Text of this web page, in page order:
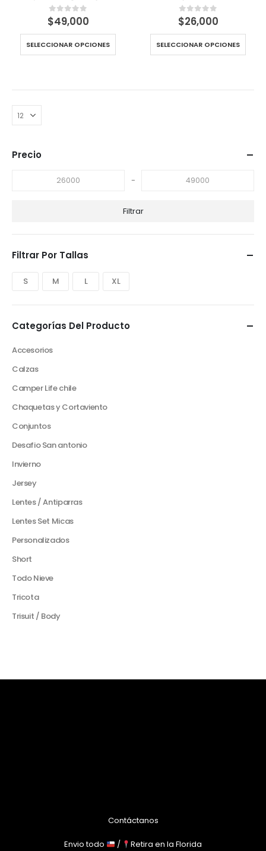
0 out of 5
$49,000
SELECCIONAR OPCIONES
0out of 5
$26,000
SELECCIONAR OPCIONES
Precio
-
Filtrar
Filtrar Por Tallas
S M L XL
Categorías Del Producto
Accesorios
Calzas
Camper Life chile
Chaquetas y Cortaviento
Conjuntos
Desafio San antonio
Invierno
Jersey
Lentes / Antiparras
Lentes Set Micas
Personalizados
Short
Todo Nieve
Tricota
Trisuit / Body
Contáctanos
Envio todo / Retira en la Florida